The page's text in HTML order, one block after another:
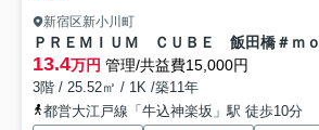
新宿区新小川町
ＰＲＥＭＩＵＭ ＣＵＢＥ 飯田橋＃ｍｏ
13.4万円 管理/共益費15,000円
3階 / 25.52㎡ / 1K /築11年
都営大江戸線「牛込神楽坂」駅 徒歩10分